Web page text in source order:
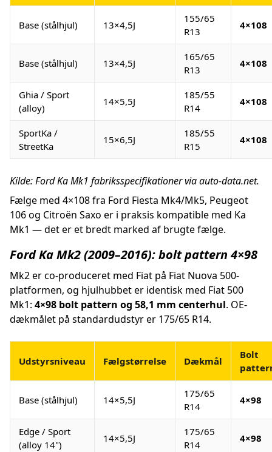
Base (stålhjul) 13×4,5J
155/65
R13
4×108
Base (stålhjul) 13×4,5J
165/65
R13
4×108
Ghia / Sport
(alloy)
14×5,5J
185/55
R14
4×108
SportKa /
StreetKa
15×6,5J
185/55
R15
4×108
Kilde: Ford Ka Mk1 fabriksspecifikationer via auto-data.net.
Fælge med 4×108 fra Ford Fiesta Mk4/Mk5, Peugeot
106 og Citroën Saxo er i praksis kompatible med Ka
Mk1 — det er et bredt marked af brugte fælge.
Ford Ka Mk2 (2009–2016): bolt pattern 4×98
Mk2 er co-produceret med Fiat på Fiat Nuova 500-
platformen, og hjulhubbet er identisk med Fiat 500
Mk1: 4×98 bolt pattern og 58,1 mm centerhul. OE-
dækmålet på standardudstyr er 175/65 R14.
Udstyrsniveau Fælgstørrelse Dækmål
Bolt
Base (stålhjul) 14×5,5J
175/65
R14
4×98
Edge / Sport
(alloy 14")
14×5,5J
175/65
R14
4×98